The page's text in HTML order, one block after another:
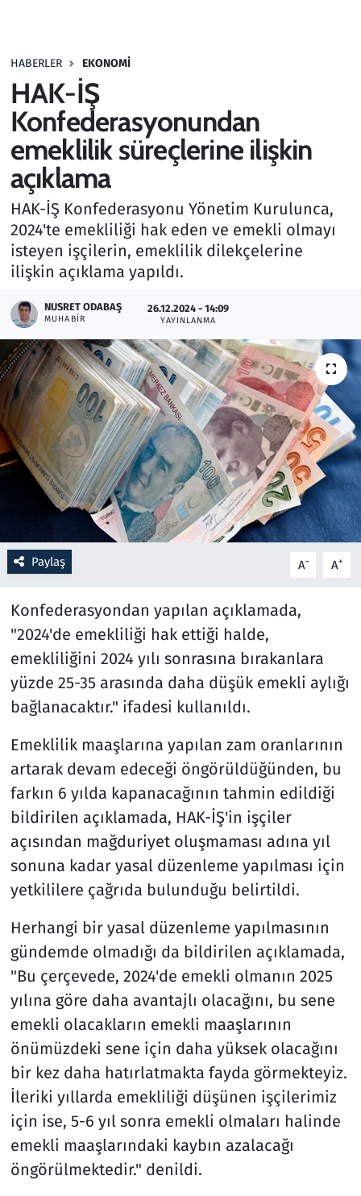
HABERLER EKONOMI
HAK-İŞ
Konfederasyonundan
emeklilik süreçlerine ilişkin
açıklama
HAK-İŞ Konfederasyonu Yönetim Kurulunca,
2024'te emekliliği hak eden ve emekli olmayı
isteyen işçilerin, emeklilik dilekçelerine
ilişkin açıklama yapıldı.
NUSRET ODABAŞ
MUHABIR
26.12.2024 - 14:09
YAYINLANMA
Paylaş A- A+
Konfederasyondan yapılan açıklamada,
"2024'de emekliliği hak ettiği halde,
emekliliğini 2024 yılı sonrasına bırakanlara
yüzde 25-35 arasında daha düşük emekli aylığı
bağlanacaktır." ifadesi kullanıldı.
Emeklilik maaşlarına yapılan zam oranlarının
artarak devam edeceği öngörüldüğünden, bu
farkın 6 yılda kapanacağının tahmin edildiği
bildirilen açıklamada, HAK-İŞ'in işçiler
açısından mağduriyet oluşmaması adına yıl
sonuna kadar yasal düzenleme yapılması için
yetkililere çağrıda bulunduğu belirtildi.
Herhangi bir yasal düzenleme yapılmasının
gündemde olmadığı da bildirilen açıklamada,
"Bu çerçevede, 2024'de emekli olmanın 2025
yılına göre daha avantajlı olacağını, bu sene
emekli olacakların emekli maaşlarının
önümüzdeki sene için daha yüksek olacağını
bir kez daha hatırlatmakta fayda görmekteyiz.
İleriki yıllarda emekliliği düşünen işçilerimiz
için ise, 5-6 yıl sonra emekli olmaları halinde
emekli maaşlarındaki kaybın azalacağı
öngörülmektedir." denildi.
Haber
Kültür Sanat
Kurumsal Haberler
Lezzet Durağı
Memur ve Kamu
Otomobil
Oyun
Ramazan
Resmi İlanlar
Rüya Tabirleri
Sağlık
Savunma Sanayi
Seçim 2023
Spor
Teknoloji ve Bilim
Televizyon